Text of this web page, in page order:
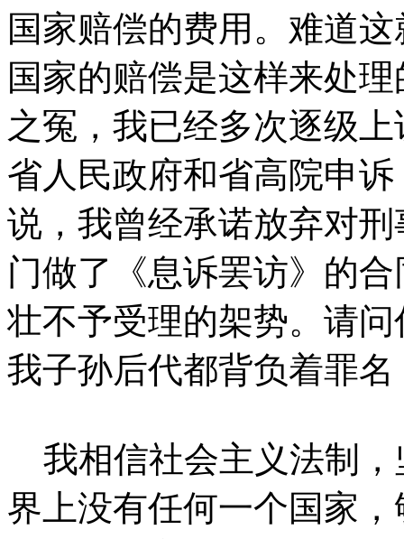
国家赔偿的费用。难道
国家的赔偿是这样来处
之冤，我已经多次逐级
省人民政府和省高院申
说，我曾经承诺放弃对
门做了《息诉罢访》的
壮不予受理的架势。请
我子孙后代都背负着罪
我相信社会主义法制，
界上没有任何一个国家